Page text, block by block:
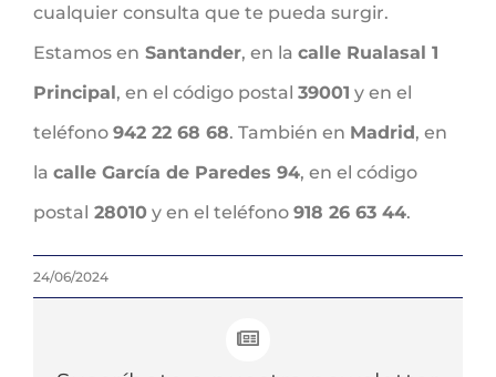
cualquier consulta que te pueda surgir.
Estamos en Santander, en la calle Rualasal 1
Principal, en el código postal 39001 y en el
teléfono 942 22 68 68. También en Madrid, en
la calle García de Paredes 94, en el código
postal 28010 y en el teléfono 918 26 63 44.
24/06/2024